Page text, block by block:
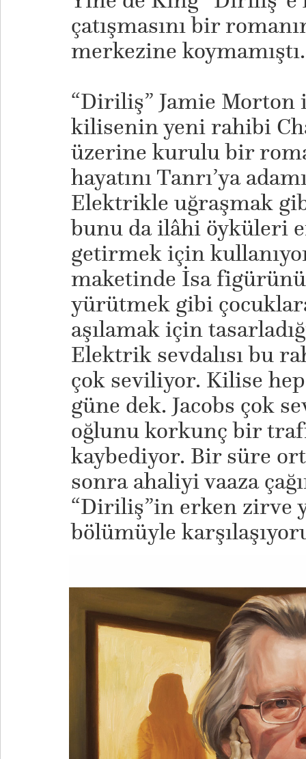
çatışmasını bir
merkezine koymamıştı.
“Diriliş” Jamie
kilisenin yeni rahibi
üzerine kurulu bir
hayatını Tanrı’ya
Elektrikle uğraşmak
bunu da ilâhi öyküleri
getirmek için
maketinde İsa
yürütmek gibi
aşılamak için
Elektrik sevdalısı bu
çok seviliyor. Kilise
güne dek. Jacobs çok
oğlunu korkunç bir
kaybediyor. Bir süre
sonra ahaliyi vaaza
“Diriliş”in erken zirve
bölümüyle